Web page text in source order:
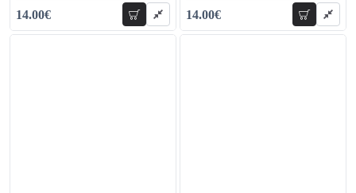
14.00€ add to cart14.00€ add to